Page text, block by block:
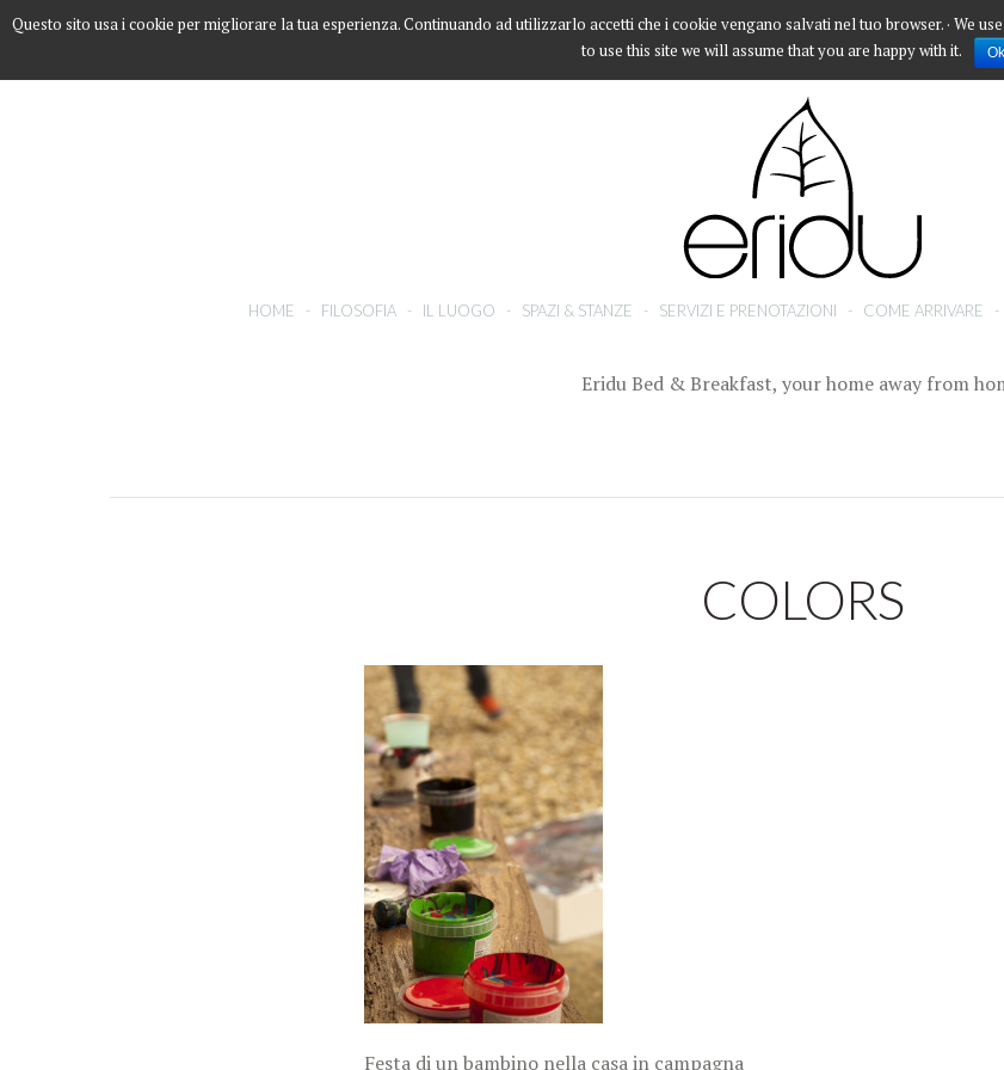
HOME - FILOSOFIA - IL LUOGO - SPAZI & STANZE - SERVIZI E PRENOTAZIONI - COME ARRIVARE -
Eridu Bed & Breakfast, your home away from
COLORS
Festa di un bambino nella casa in campagna
Questo sito usa i cookie per migliorare la tua esperienza. Continuando ad utilizzarlo accetti che i cookie vengano salvati nel tuo browser. · We
to use this site we will assume that you are happy with it.
Ok